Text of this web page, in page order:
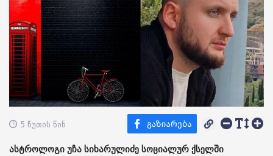
5 წუთის წინ
ასტროლოგი უჩა სიხარულიძე სოციალურ ქსელში